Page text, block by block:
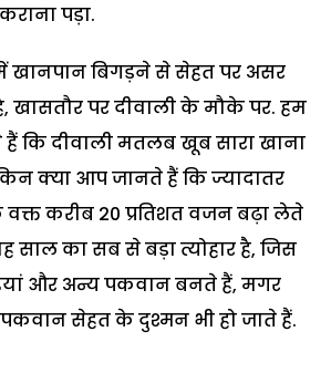
पड़ा.
खानपान बिगड़ने से सेहत पर असर
खासतौर पर दीवाली के मौके पर. हम
कि दीवाली मतलब खूब सारा खाना
क्या आप जानते हैं कि ज्यादातर
वक्त करीब 20 प्रतिशत वजन बढ़ा लेते
साल का सब से बड़ा त्योहार है, जिस
और अन्य पकवान बनते हैं, मगर
सेहत के दुश्मन भी हो जाते हैं.